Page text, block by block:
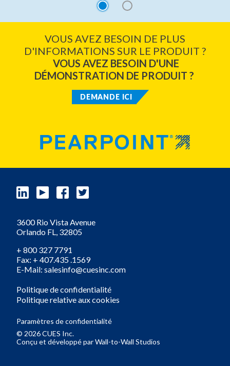
VOUS AVEZ BESOIN DE PLUS
D'INFORMATIONS SUR LE PRODUIT ?
VOUS AVEZ BESOIN D'UNE
DÉMONSTRATION DE PRODUIT ?
DEMANDE ICI
3600 Rio Vista Avenue
Orlando FL, 32805
+ 800 327 7791
Fax: + 407.435 .1569
E-Mail: salesinfo@cuesinc.com
Politique de confidentialité
Politique relative aux cookies
Paramètres de confidentialité
© 2026 CUES Inc.
Conçu et développé parWall-to-Wall Studios